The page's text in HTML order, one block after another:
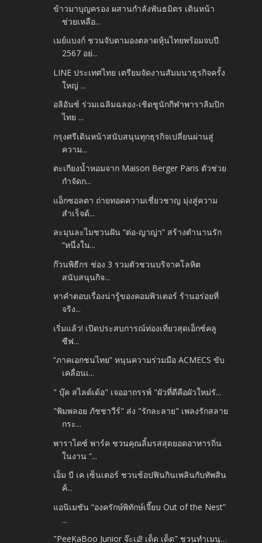
ข้าวมาบุญครอง ผสานกำลังพันธมิตร เดินหน้า
ช่วยเหลือ...
เมย์แบงก์ ชวนจับตามองตลาดหุ้นไทยพร้อมจบปี
2567 อย่...
LINE ประเทศไทย เตรียมจัดงานสัมมนาธุรกิจครั้ง
ใหญ่ ...
อลิอันซ์ ร่วมเฉลิมฉลอง-เชิดชูนักกีฬาพาราลิมปิก
ไทย ...
กรุงศรีเดินหน้าสนับสนุนทุกธุรกิจเปลี่ยนผ่านสู่
ความ...
ตะเกียงน้ำหอมจาก Maison Berger Paris ตัวช่วย
กำจัดก...
แอ็กซอลตา ถ่ายทอดความเชี่ยวชาญ มุ่งสู่ความ
สำเร็จด้...
ละมุนละไมชวนฝัน “ต่อ-ญาญ่า” สร้างตำนานรัก
“หนึ่งใน...
ก๊วนพิธีกร ช่อง 3 รวมตัวชวนบริจาคโลหิต
สนับสนุนกิจ...
หาคำตอบเรื่องน่ารู้ของคอมพิวเตอร์ ร้านอร่อยที่
จริง...
เริ่มแล้ว! เปิดประสบการณ์ท่องเที่ยวสุดเอ็กซ์คลู
ซีฟ...
“ภาคเอกชนไทย” หนุนความร่วมมือ ACMECS ขับ
เคลื่อนเ...
" บุ๊ค สไลด์เด้อ" เจออาถรรพ์ "ผัวที่ดีคือผัวใหม่รั...
"พิมพลอย ภัชชาวีร์" ส่ง "รักละลาย" เพลงรักสลาย
กระ...
พาราไดซ์ พาร์ค ชวนคุณลิ้มรสสุดยอดอาหารถิ่น
ในงาน “...
เอ็ม บี เค เซ็นเตอร์ ชวนช้อปฟินกินเพลินกับทัพสิน
ค้...
แอนิเมชัน “องครักษ์พิทักษ์เจี๊ยบ Out of the Nest”
...
"PeeKaBoo Junior จ๊ะเอ๋! เด็ด เด็ด" ชวนทำเมนู…